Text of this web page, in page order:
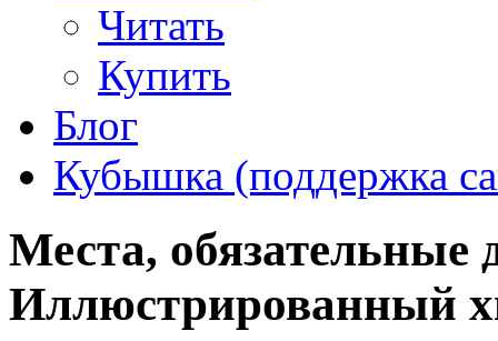
Читать
Купить
Блог
Кубышка (поддержка
Места,
Иллюстрированный